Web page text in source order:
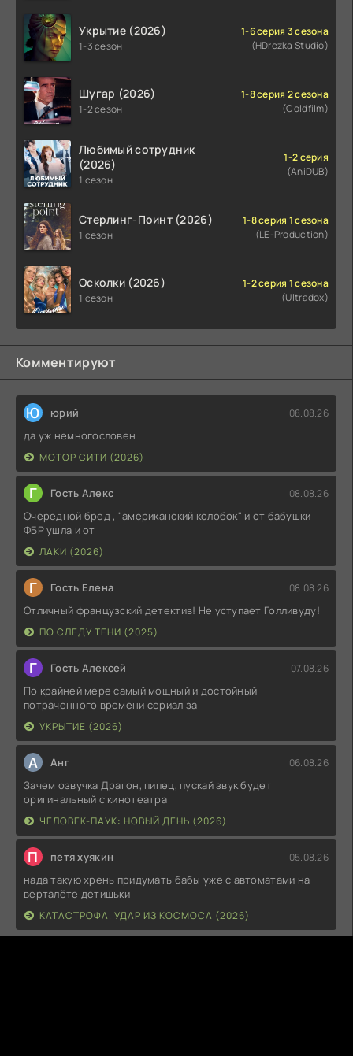
Укрытие (2026)
1-3 сезон
1-6 серия 3 сезона
(HDrezka Studio)
Шугар (2026)
1-2 сезон
1-8 серия 2 сезона
(Coldfilm)
Любимый сотрудник
(2026)
1 сезон
1-2 серия
(AniDUB)
Стерлинг-Поинт (2026)
1 сезон
1-8 серия 1 сезона
(LE-Production)
Осколки (2026)
1 сезон
1-2 серия 1 сезона
(Ultradox)
Комментируют
Ю юрий 08.08.26
да уж немногословен
МОТОР СИТИ (2026)
Г Гость Алекс 08.08.26
Очередной бред , "американский колобок" и от бабушки
ФБР ушла и от
ЛАКИ (2026)
Г Гость Елена 08.08.26
Отличный французский детектив! Не уступает Голливуду!
ПО СЛЕДУ ТЕНИ (2025)
Г Гость Алексей 07.08.26
По крайней мере самый мощный и достойный
потраченного времени сериал за
УКРЫТИЕ (2026)
А Анг 06.08.26
Зачем озвучка Драгон, пипец, пускай звук будет
оригинальный с кинотеатра
ЧЕЛОВЕК-ПАУК: НОВЫЙ ДЕНЬ (2026)
П петя хуякин 05.08.26
нада такую хрень придумать бабы уже с автоматами на
верталёте детишьки
КАТАСТРОФА. УДАР ИЗ КОСМОСА (2026)